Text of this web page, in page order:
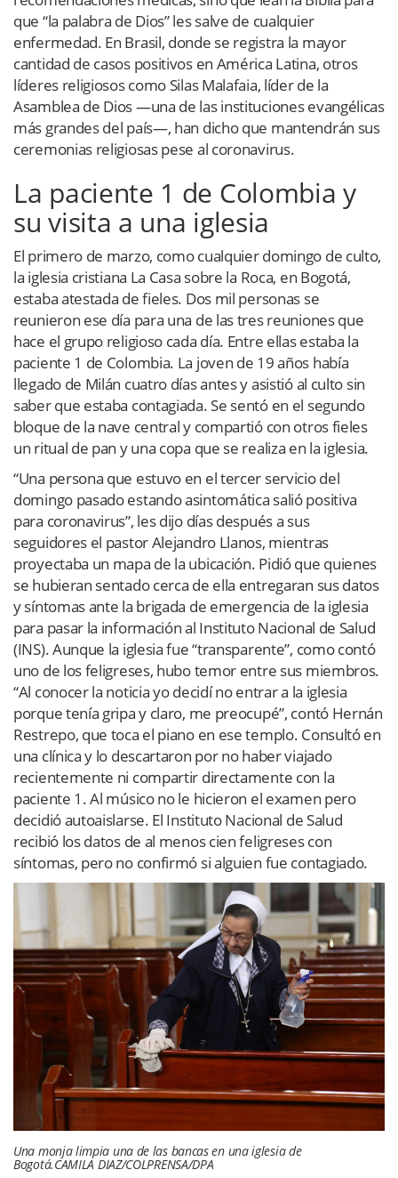
que “la palabra de Dios” les salve de cualquier
enfermedad. En Brasil, donde se registra la mayor
cantidad de casos positivos en América Latina, otros
líderes religiosos como Silas Malafaia, líder de la
Asamblea de Dios —una de las instituciones evangélicas
más grandes del país—, han dicho que mantendrán sus
ceremonias religiosas pese al coronavirus.
La paciente 1 de Colombia y
su visita a una iglesia
El primero de marzo, como cualquier domingo de culto,
la iglesia cristiana La Casa sobre la Roca, en Bogotá,
estaba atestada de fieles. Dos mil personas se
reunieron ese día para una de las tres reuniones que
hace el grupo religioso cada día. Entre ellas estaba la
paciente 1 de Colombia. La joven de 19 años había
llegado de Milán cuatro días antes y asistió al culto sin
saber que estaba contagiada. Se sentó en el segundo
bloque de la nave central y compartió con otros fieles
un ritual de pan y una copa que se realiza en la iglesia.
“Una persona que estuvo en el tercer servicio del
domingo pasado estando asintomática salió positiva
para coronavirus”, les dijo días después a sus
seguidores el pastor Alejandro Llanos, mientras
proyectaba un mapa de la ubicación. Pidió que quienes
se hubieran sentado cerca de ella entregaran sus datos
y síntomas ante la brigada de emergencia de la iglesia
para pasar la información al Instituto Nacional de Salud
(INS). Aunque la iglesia fue “transparente”, como contó
uno de los feligreses, hubo temor entre sus miembros.
“Al conocer la noticia yo decidí no entrar a la iglesia
porque tenía gripa y claro, me preocupé”, contó Hernán
Restrepo, que toca el piano en ese templo. Consultó en
una clínica y lo descartaron por no haber viajado
recientemente ni compartir directamente con la
paciente 1. Al músico no le hicieron el examen pero
decidió autoaislarse. El Instituto Nacional de Salud
recibió los datos de al menos cien feligreses con
síntomas, pero no confirmó si alguien fue contagiado.
Una monja limpia una de las bancas en una iglesia de
Bogotá.CAMILA DIAZ/COLPRENSA/DPA